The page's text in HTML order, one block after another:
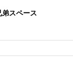
スペース